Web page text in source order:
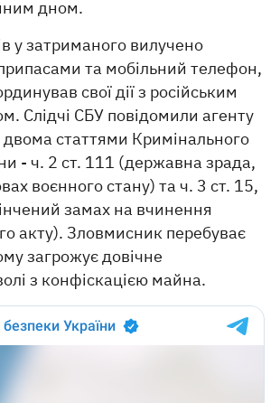
дном.
у затриманого вилучено
та мобільний телефон,
свої дії з російським
Слідчі СБУ повідомили агенту
двома статтями Кримінального
- ч. 2 ст. 111 (державна зрада,
воєнного стану) та ч. 3 ст. 15,
замах на вчинення
акту). Зловмисник перебуває
загрожує довічне
з конфіскацією майна.